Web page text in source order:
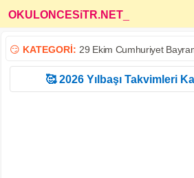
OKULONCESiTR.NET
😏 KATEGORİ: 29 Ekim Cumhuriyet
🥰 2026 Yılbaşı Takvimleri